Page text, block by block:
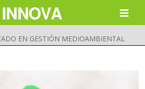
EN GESTIÓN MEDIOAMBIENTAL